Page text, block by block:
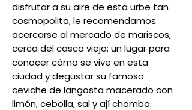
disfrutar a su aire de esta urbe tan
cosmopolita, le recomendamos
acercarse al mercado de mariscos,
cerca del casco viejo; un lugar para
conocer cómo se vive en esta
ciudad y degustar su famoso
ceviche de langosta macerado con
limón, cebolla, sal y ají chombo.